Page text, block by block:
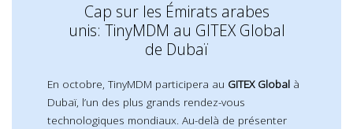
Cap sur les Émirats arabes
unis: TinyMDM au GITEX Global
de Dubaï
En octobre, TinyMDM participera au GITEX Globalà
Dubaï, l’un des plus grands rendez-vous
technologiques mondiaux. Au-delà de présenter